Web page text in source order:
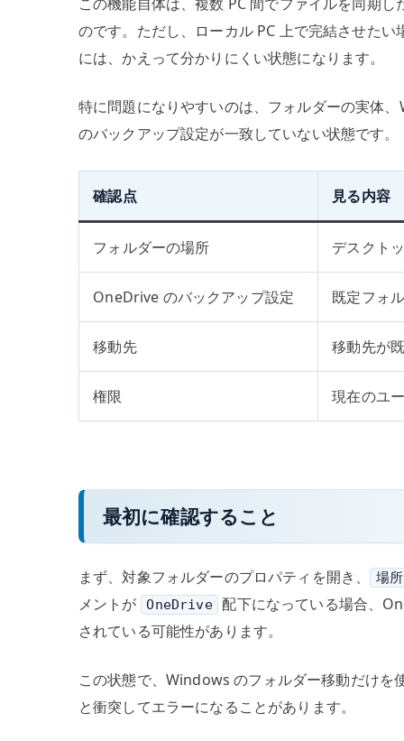
のです。ただし、ローカル PC 上で完結させた
には、かえって分かりにくい状態になります。
特に問題になりやすいのは、フォルダーの実体
のバックアップ設定が一致していない状態です。
確認点 見る内容
フォルダーの場所 デスクト
OneDrive のバックアップ設定 既定フォ
移動先 移動先が
権限 現在のユ
最初に確認すること
まず、対象フォルダーのプロパティを開き、 場所
メントが OneDrive
配下になっている場合、
されている可能性があります。
この状態で、Windows のフォルダー移動だけ
と衝突してエラーになることがあります。